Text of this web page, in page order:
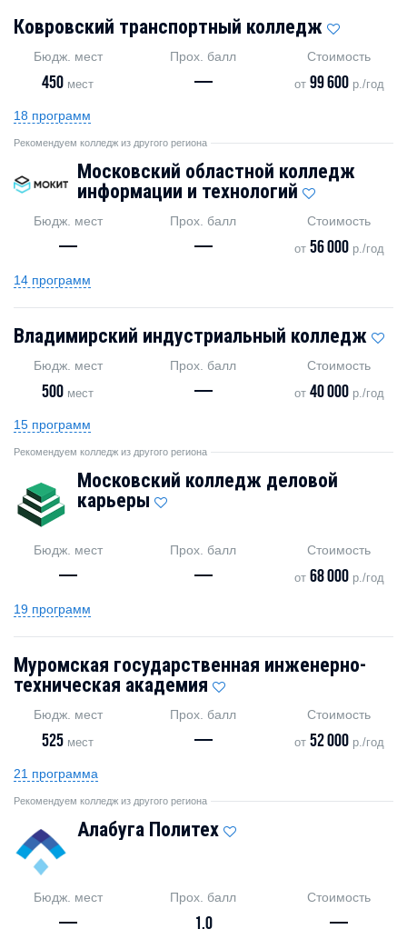
Ковровский транспортный колледж
Бюдж. мест
450 мест
Прох. балл
—
Стоимость
от 99 600р./год
18 программ
Рекомендуем колледж из другого региона
Московский областной колледж
информации и технологий
Бюдж. мест
—
Прох. балл
—
Стоимость
от 56 000р./год
14 программ
Владимирский индустриальный колледж
Бюдж. мест
500 мест
Прох. балл
—
Стоимость
от 40 000р./год
15 программ
Рекомендуем колледж из другого региона
Московский колледж деловой
карьеры
Бюдж. мест
—
Прох. балл
—
Стоимость
от 68 000р./год
19 программ
Муромская государственная инженерно-
техническая академия
Бюдж. мест
525 мест
Прох. балл
—
Стоимость
от 52 000р./год
21 программа
Рекомендуем колледж из другого региона
Алабуга Политех
Бюдж. мест
—
Прох. балл
1.0
Стоимость
—